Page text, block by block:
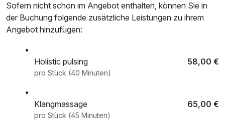
Sofern nicht schon im Angebot enthalten, können Sie in
der Buchung folgende zusätzliche Leistungen zu ihrem
Angebot hinzufügen:
Holistic pulsing 58,00 €
pro Stück (40 Minuten)
Klangmassage 65,00 €
pro Stück (45 Minuten)